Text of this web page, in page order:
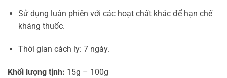
Sử dụng luân phiên với các hoạt chất khác để hạn chế
kháng thuốc.
Thời gian cách ly: 7 ngày.
Khối lượng tịnh: 15g – 100g